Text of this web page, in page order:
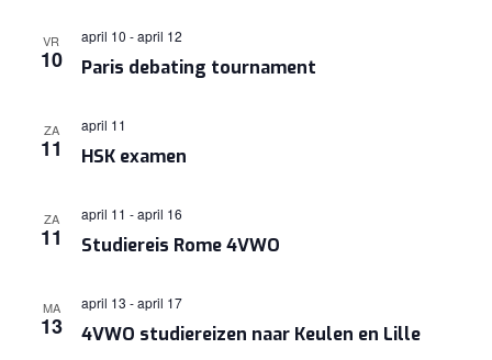
VR
10 Paris debating tournament
april 10 -april 12
ZA
11 HSK examen
april 11
ZA
11 Studiereis Rome 4VWO
april 11 -april 16
MA
13 4VWO studiereizen naar Keulen en Lille
april 13 -april 17